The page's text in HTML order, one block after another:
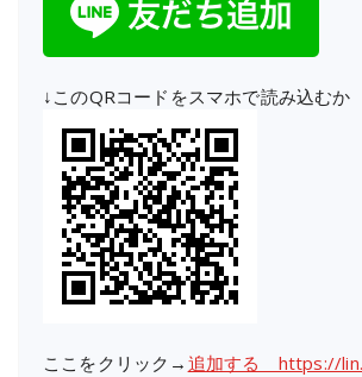
↓このQRコードをスマホで読み込むか
ここをクリック→ 追加する https://